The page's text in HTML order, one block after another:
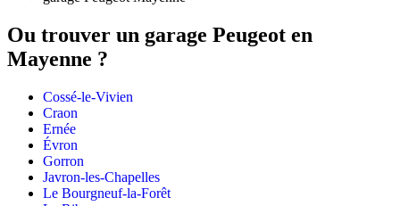
Ou trouver un garage Peugeot en
Mayenne ?
Cossé-le-Vivien
Craon
Ernée
Évron
Gorron
Javron-les-Chapelles
Le Bourgneuf-la-Forêt